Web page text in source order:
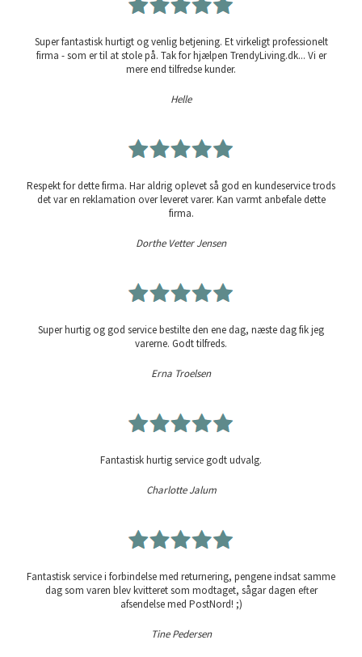
Super fantastisk hurtigt og venlig betjening. Et virkeligt professionelt
firma - som er til at stole på. Tak for hjælpen TrendyLiving.dk... Vi er
mere end tilfredse kunder.
Helle
Respekt for dette firma. Har aldrig oplevet så god en kundeservice trods
det var en reklamation over leveret varer. Kan varmt anbefale dette
firma.
Dorthe Vetter Jensen
Super hurtig og god service bestilte den ene dag, næste dag fik jeg
varerne. Godt tilfreds.
Erna Troelsen
Fantastisk hurtig service godt udvalg.
Charlotte Jalum
Fantastisk service i forbindelse med returnering, pengene indsat samme
dag som varen blev kvitteret som modtaget, sågar dagen efter
afsendelse med PostNord! ;)
Tine Pedersen